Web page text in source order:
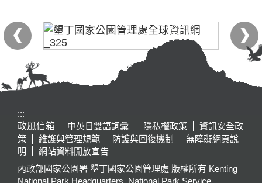
:::
政風信箱
中英日雙語詞彙 隱私權政策
資訊安全政
策
維護與管理規範 防護與回復機制
無障礙網頁說
明
網站資料開放宣告
內政部國家公園署 墾丁國家公園管理處 版權所有 Kenting
National Park Headquarters, National Park Service,